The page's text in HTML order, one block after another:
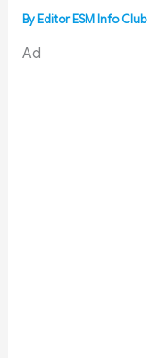
By Editor ESM Info Club
Ad